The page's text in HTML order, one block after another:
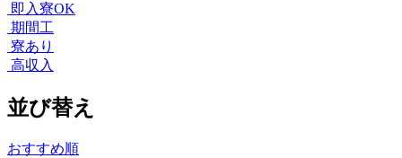
即入寮OK
期間工
寮あり
高収入
並び替え
おすすめ順